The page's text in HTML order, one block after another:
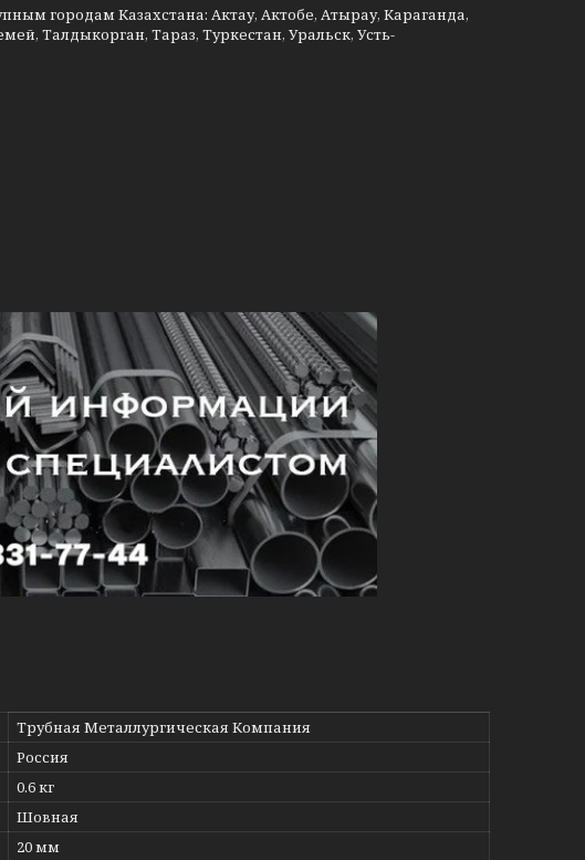
городам Казахстана: Актау, Актобе, Атырау, Караганда,
Талдыкорган, Тараз, Туркестан, Уральск, Усть-
Трубная Металлургическая Компания
Россия
0.6 кг
Шовная
20 мм